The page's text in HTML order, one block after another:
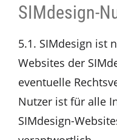
SIMdesign-
5.1. SIMdesign ist
Websites der
eventuelle
Nutzer ist für alle
SIMdesign-